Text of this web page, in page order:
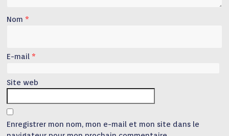
Nom *
E-mail *
Site web
Enregistrer mon nom, mon e-mail et mon site dans le